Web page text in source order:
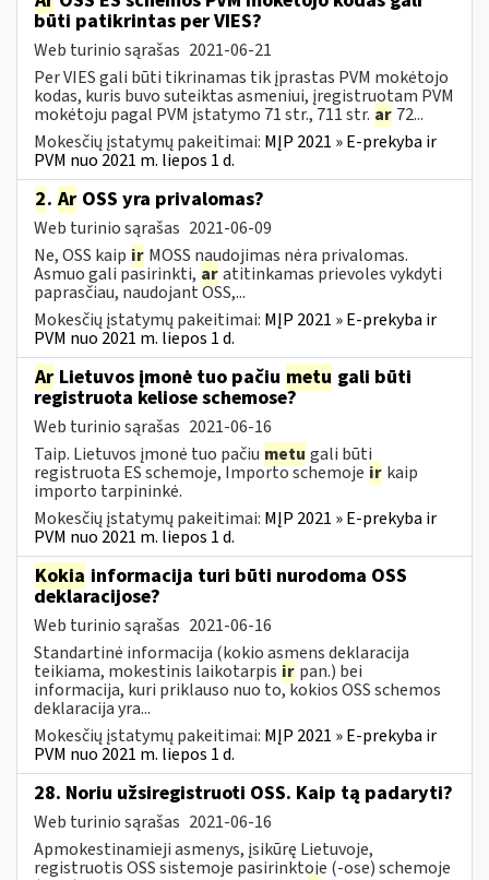
būti patikrintas per VIES?
Web turinio sąrašas 2021-06-21
Per VIES gali būti tikrinamas tik įprastas PVM mokėtojo
kodas, kuris buvo suteiktas asmeniui, įregistruotam PVM
mokėtoju pagal PVM įstatymo 71 str., 711 str. ar 72...
Mokesčių įstatymų pakeitimai: MĮP 2021 » E-prekyba ir
PVM nuo 2021 m. liepos 1 d.
2. Ar OSS yra privalomas?
Web turinio sąrašas 2021-06-09
Ne, OSS kaip ir MOSS naudojimas nėra privalomas.
Asmuo gali pasirinkti, aratitinkamas prievoles vykdyti
paprasčiau, naudojant OSS,...
Mokesčių įstatymų pakeitimai: MĮP 2021 » E-prekyba ir
PVM nuo 2021 m. liepos 1 d.
Ar Lietuvos įmonė tuo pačiu metu gali būti
registruota keliose schemose?
Web turinio sąrašas 2021-06-16
Taip. Lietuvos įmonė tuo pačiu metu gali būti
registruota ES schemoje, Importo schemoje ir kaip
importo tarpininkė.
Mokesčių įstatymų pakeitimai: MĮP 2021 » E-prekyba ir
PVM nuo 2021 m. liepos 1 d.
Kokia informacija turi būti nurodoma OSS
deklaracijose?
Web turinio sąrašas 2021-06-16
Standartinė informacija (kokio asmens deklaracija
teikiama, mokestinis laikotarpis ir pan.) bei
informacija, kuri priklauso nuo to, kokios OSS schemos
deklaracija yra...
Mokesčių įstatymų pakeitimai: MĮP 2021 » E-prekyba ir
PVM nuo 2021 m. liepos 1 d.
28. Noriu užsiregistruoti OSS. Kaip tą padaryti?
Web turinio sąrašas 2021-06-16
Apmokestinamieji asmenys, įsikūrę Lietuvoje,
registruotis OSS sistemoje pasirinktoje (-ose) schemoje